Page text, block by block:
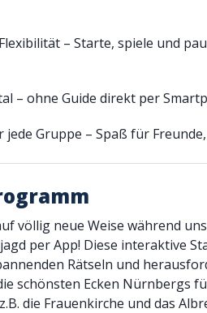
– Starte, spiele und
– ohne Guide direkt per
Gruppe – Spaß für
völlig neue Weise während
per App! Diese interaktive
Rätseln und
schönsten Ecken Nürnbergs
die Frauenkirche und das